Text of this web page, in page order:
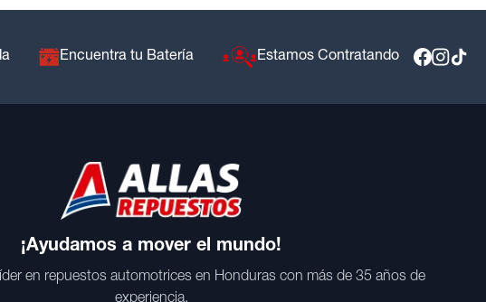
Encuentra tu Batería Estamos Contratando
¡Ayudamos a mover el mundo!
en repuestos automotrices en Honduras con más de 35 años de